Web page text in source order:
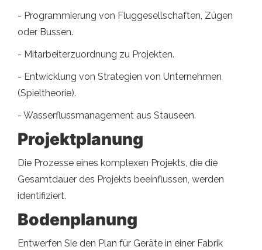
- Programmierung von Fluggesellschaften, Zügen
oder Bussen.
- Mitarbeiterzuordnung zu Projekten.
- Entwicklung von Strategien von Unternehmen
(Spieltheorie).
- Wasserflussmanagement aus Stauseen.
Projektplanung
Die Prozesse eines komplexen Projekts, die die
Gesamtdauer des Projekts beeinflussen, werden
identifiziert.
Bodenplanung
Entwerfen Sie den Plan für Geräte in einer Fabrik